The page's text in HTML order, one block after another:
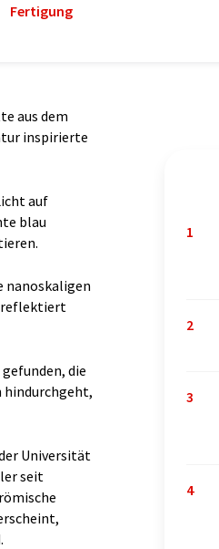
Fertigung
aus dem
inspirierte
auf
blau
nanoskaligen
reflektiert
die
hindurchgeht,
Universität
seit
1
2
3
4